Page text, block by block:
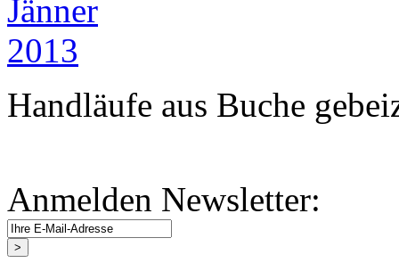
Handläufe aus Buche
Anmelden Newsletter: